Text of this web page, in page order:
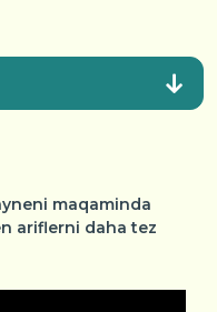
maqaminda
ariflerni daha tez